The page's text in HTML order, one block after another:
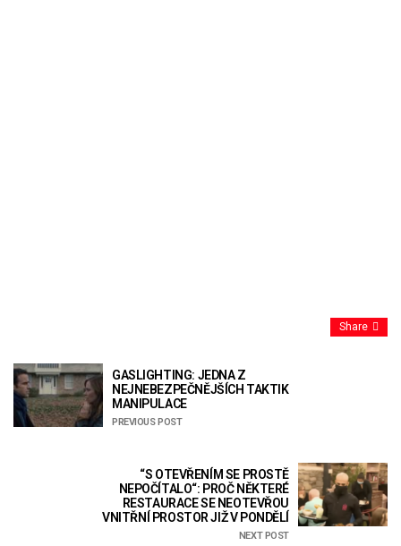
Share
GASLIGHTING: JEDNA Z
NEJNEBEZPEČNĚJŠÍCH TAKTIK
MANIPULACE
PREVIOUS POST
“S OTEVŘENÍM SE PROSTĚ
NEPOČÍTALO“: PROČ NĚKTERÉ
RESTAURACE SE NEOTEVŘOU
VNITŘNÍ PROSTOR JIŽ V PONDĚLÍ
NEXT POST